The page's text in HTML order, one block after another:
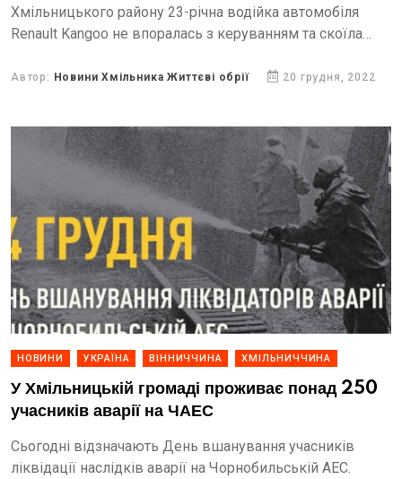
Хмільницького району 23-річна водійка автомобіля
Renault Kangoo не впоралась з керуванням та скоїла
місцевої лікарні.
Автор: Новини Хмільника Життєві обрії 20 грудня, 2022
НОВИНИ УКРАЇНА ВІННИЧЧИНА ХМІЛЬНИЧЧИНА
У Хмільницькій громаді проживає понад 250
учасників аварії на ЧАЕС
Сьогодні відзначають День вшанування учасників
ліквідації наслідків аварії на Чорнобильській АЕС.